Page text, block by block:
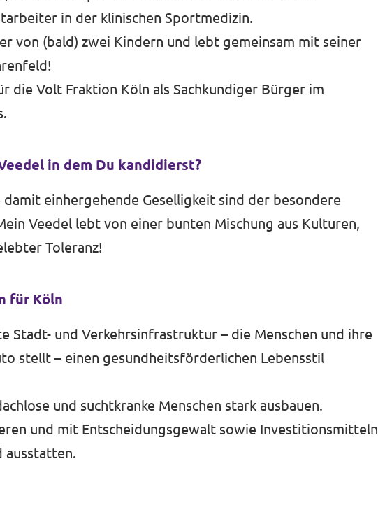
in der klinischen Sportmedizin.
von (bald) zwei Kindern und lebt gemeinsam mit seiner
die Volt Fraktion Köln als Sachkundiger Bürger im
in dem Du kandidierst?
einhergehende Geselligkeit sind der besondere
Veedel lebt von einer bunten Mischung aus Kulturen,
Toleranz!
für Köln
Stadt- und Verkehrsinfrastruktur – die Menschen und ihre
stellt – einen gesundheitsförderlichen Lebensstil
und suchtkranke Menschen stark ausbauen.
und mit Entscheidungsgewalt sowie Investitionsmitteln
ausstatten.